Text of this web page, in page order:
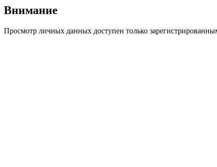
Внимание
Просмотр личных данных доступен только